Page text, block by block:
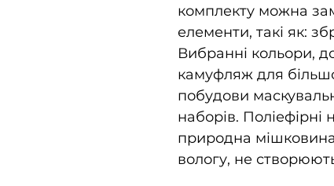
комплекту можна
елементи, такі як:
Вибранні кольори,
камуфляж для
побудови
наборів. Поліефірні
природна
вологу, не